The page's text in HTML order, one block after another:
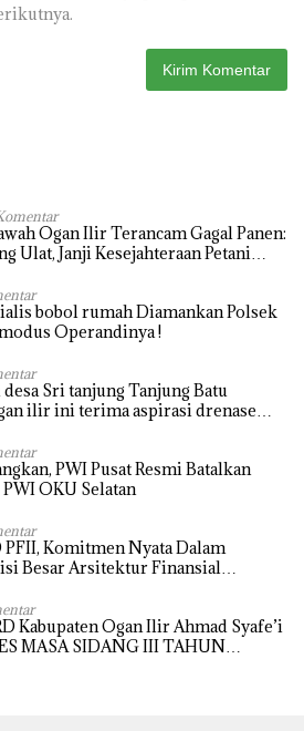
Ogan Ilir Terancam Gagal Panen:
Ulat, Janji Kesejahteraan Petani
bobol rumah Diamankan Polsek
Operandinya !
Sri tanjung Tanjung Batu
ilir ini terima aspirasi drenase
PWI Pusat Resmi Batalkan
OKU Selatan
PFII, Komitmen Nyata Dalam
Besar Arsitektur Finansial
Kabupaten Ogan Ilir Ahmad Syafe’i
MASA SIDANG III TAHUN